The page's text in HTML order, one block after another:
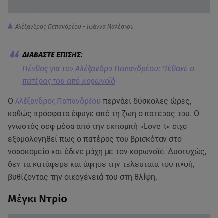
Αλέξανδρος Παπανδρέου - Ιωάννα Μαλέσκου
Πένθος για τον Αλέξανδρο Παπανδρέου: Πέθανε ο
πατέρας του από κορωνοϊό
Ο Αλέξανδρος Παπανδρέου περνάει δύσκολες ώρες,
καθώς πρόσφατα έφυγε από τη ζωή ο πατέρας του. Ο
γνωστός σεφ μέσα από την εκπομπή «Love it» είχε
εξομολογηθεί πως ο πατέρας του βρισκόταν στο
νοσοκομείο και έδινε μάχη με τον κορωνοϊό. Δυστυχώς,
δεν τα κατάφερε και άφησε την τελευταία του πνοή,
βυθίζοντας την οικογένειά του στη θλίψη.
Μέγκι Ντρίο